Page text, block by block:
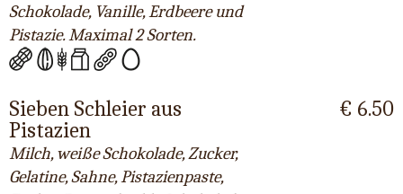
Schokolade, Vanille, Erdbeere und
Pistazie. Maximal 2 Sorten.
Sieben Schleier aus
Pistazien
Milch, weiße Schokolade, Zucker,
Gelatine, Sahne, Pistazienpaste,
€ 6.50